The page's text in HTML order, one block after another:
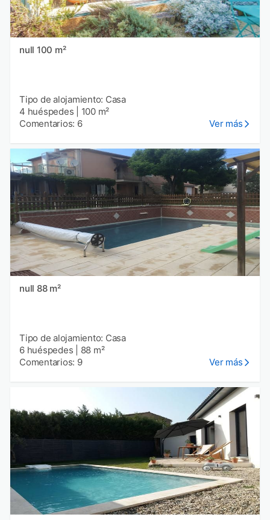
null 100 m²
Tipo de alojamiento: Casa
4 huéspedes
100 m²
Comentarios: 6
Ver más
null 88 m²
Tipo de alojamiento: Casa
6 huéspedes
88 m²
Comentarios: 9
Ver más